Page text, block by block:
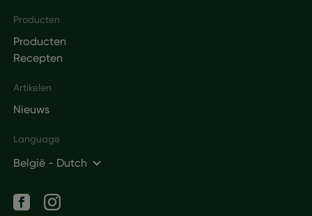
Producten
Producten
Recepten
Artikelen
Nieuws
Language
België - Dutch